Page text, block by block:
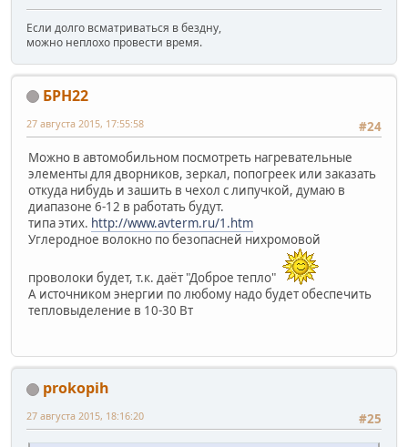
Если долго всматриваться в бездну,
можно неплохо провести время.
БРН22
#24
27 августа 2015, 17:55:58
Можно в автомобильном посмотреть нагревательные
элементы для дворников, зеркал, попогреек или заказать
откуда нибудь и зашить в чехол с липучкой, думаю в
диапазоне 6-12 в работать будут.
типа этих. http://www.avterm.ru/1.htm
Углеродное волокно по безопасней нихромовой
проволоки будет, т.к. даёт "Доброе тепло"
А источником энергии по любому надо будет обеспечить
тепловыделение в 10-30 Вт
prokopih
#25
27 августа 2015, 18:16:20